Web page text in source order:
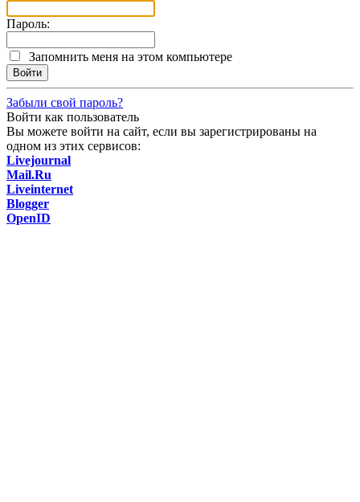
Пароль:
Запомнить меня на этом компьютере
Забыли свой пароль?
Войти как пользователь
Вы можете войти на сайт, если вы зарегистрированы на
одном из этих сервисов:
Livejournal
Mail.Ru
Liveinternet
Blogger
OpenID